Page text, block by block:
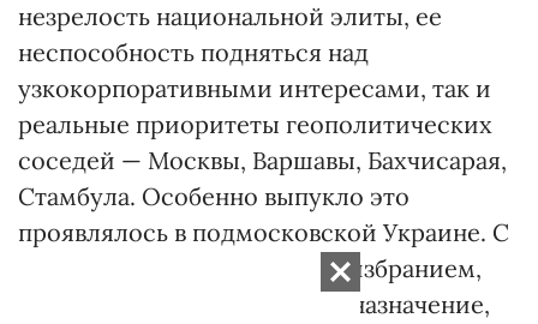
незрелость национальной элиты, ее
неспособность подняться над
узкокорпоративными интересами, так и
реальные приоритеты геополитических
соседей — Москвы, Варшавы, Бахчисарая,
Стамбула. Особенно выпукло это
проявлялось в подмосковской Украине. С
каждым новым гетманским избранием,
постепенно переходящим в назначение,